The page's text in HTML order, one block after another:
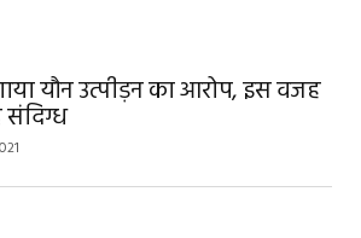
यौन उत्पीड़न का आरोप, इस वजह
संदिग्ध